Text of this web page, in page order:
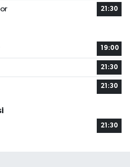
21:30
19:00
21:30
21:30
21:30